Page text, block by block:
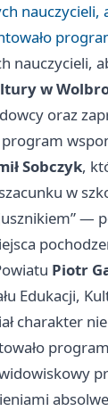
nauczycieli,
w
oraz
Sobczyk,
w
—
Piotr
Edukacji,
charakter